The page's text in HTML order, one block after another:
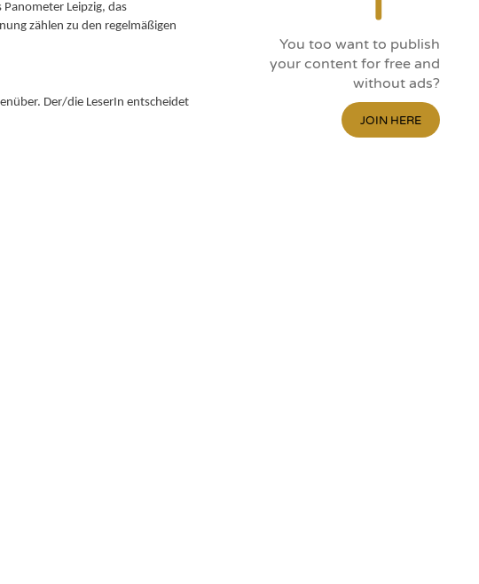
You too want to publish
your content for free and
without ads?
JOIN HERE
Leipzig, das
zählen zu den regelmäßigen
Der/die LeserIn entscheidet